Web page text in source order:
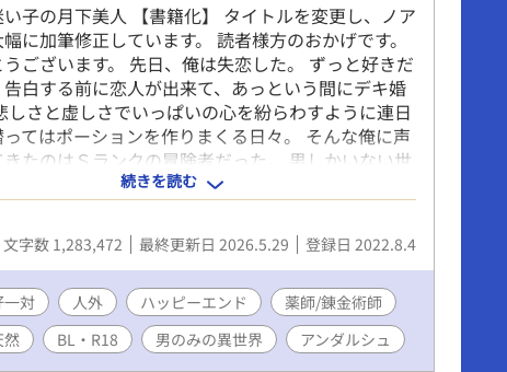
子の月下美人 【書籍化】 タイトルを変更し、ノア
に加筆修正しています。 読者様方のおかげです。
ございます。 先日、俺は失恋した。 ずっと好きだ
告白する前に恋人が出来て、あっという間にデキ婚
しさと虚しさでいっぱいの心を紛らわすように連日
てはポーションを作りまくる日々。 そんな俺に声
きたのはＳランクの冒険者だった。 男しかいない世
も妊娠出来ます。人族以外の種族もいます。異種婚
に出産表現はありません。 ※オメガバースっぽい
ますがバース性はありません。（発情期やフェロモ
あります） 不定期更新です。 Ｒ18には＊付きます。
続きを読む
文字数 1,283,472 最終更新日 2026.5.29 登録日 2022.8.4
一対 人外 ハッピーエンド
薬師/錬金術師
然 BL・R18 男のみの異世界 アンダルシュ